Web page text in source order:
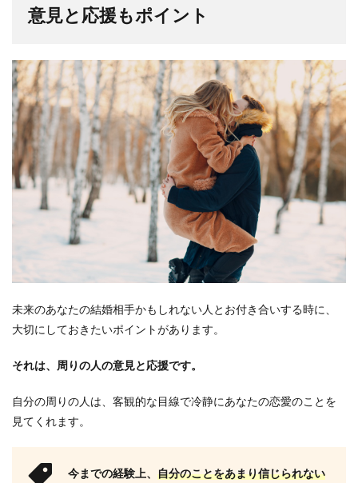
意見と応援もポイント
未来のあなたの結婚相手かもしれない人とお付き合いする時に、
大切にしておきたいポイントがあります。
それは、周りの人の意見と応援です。
自分の周りの人は、客観的な目線で冷静にあなたの恋愛のことを
見てくれます。
今までの経験上、 自分のことをあまり信じられない